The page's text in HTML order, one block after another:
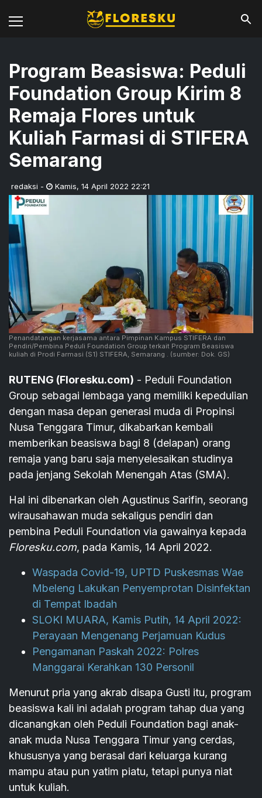
Program Beasiswa: Peduli
Foundation Group Kirim 8
Remaja Flores untuk
Kuliah Farmasi di STIFERA
Semarang
redaksi - Kamis, 14 April 2022 22:21
Penandatangan kerjasama antara Pimpinan Kampus STIFERA dan
Pendiri/Pembina Peduli Foundation Group terkait Program Beasiswa
kuliah di Prodi Farmasi (S1) STIFERA, Semarang . (sumber: Dok. GS)
RUTENG (Floresku.com) - Peduli Foundation
Group sebagai lembaga yang memiliki kepedulian
dengan masa depan generasi muda di Propinsi
Nusa Tenggara Timur, dikabarkan kembali
memberikan beasiswa bagi 8 (delapan) orang
remaja yang baru saja menyelesaikan studinya
pada jenjang Sekolah Menengah Atas (SMA).
Hal ini dibenarkan oleh Agustinus Sarifin, seorang
wirausahawan muda sekaligus pendiri dan
pembina Peduli Foundation via gawainya kepada
Floresku.com, pada Kamis, 14 April 2022.
Waspada Covid-19, UPTD Puskesmas Wae
Mbeleng Lakukan Penyemprotan Disinfektan
di Tempat Ibadah
SLOKI MUARA, Kamis Putih, 14 April 2022:
Perayaan Mengenang Perjamuan Kudus
Pengamanan Paskah 2022: Polres
Manggarai Kerahkan 130 Personil
Menurut pria yang akrab disapa Gusti itu, program
beasiswa kali ini adalah program tahap dua yang
dicanangkan oleh Peduli Foundation bagi anak-
anak muda Nusa Tenggara Timur yang cerdas,
khususnya yang berasal dari keluarga kurang
mampu atau pun yatim piatu, tetapi punya niat
untuk kuliah.